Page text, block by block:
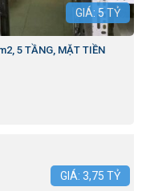
GIÁ: 5 TỶ
5 TẦNG, MẶT TIỀN
GIÁ: 3,75 TỶ